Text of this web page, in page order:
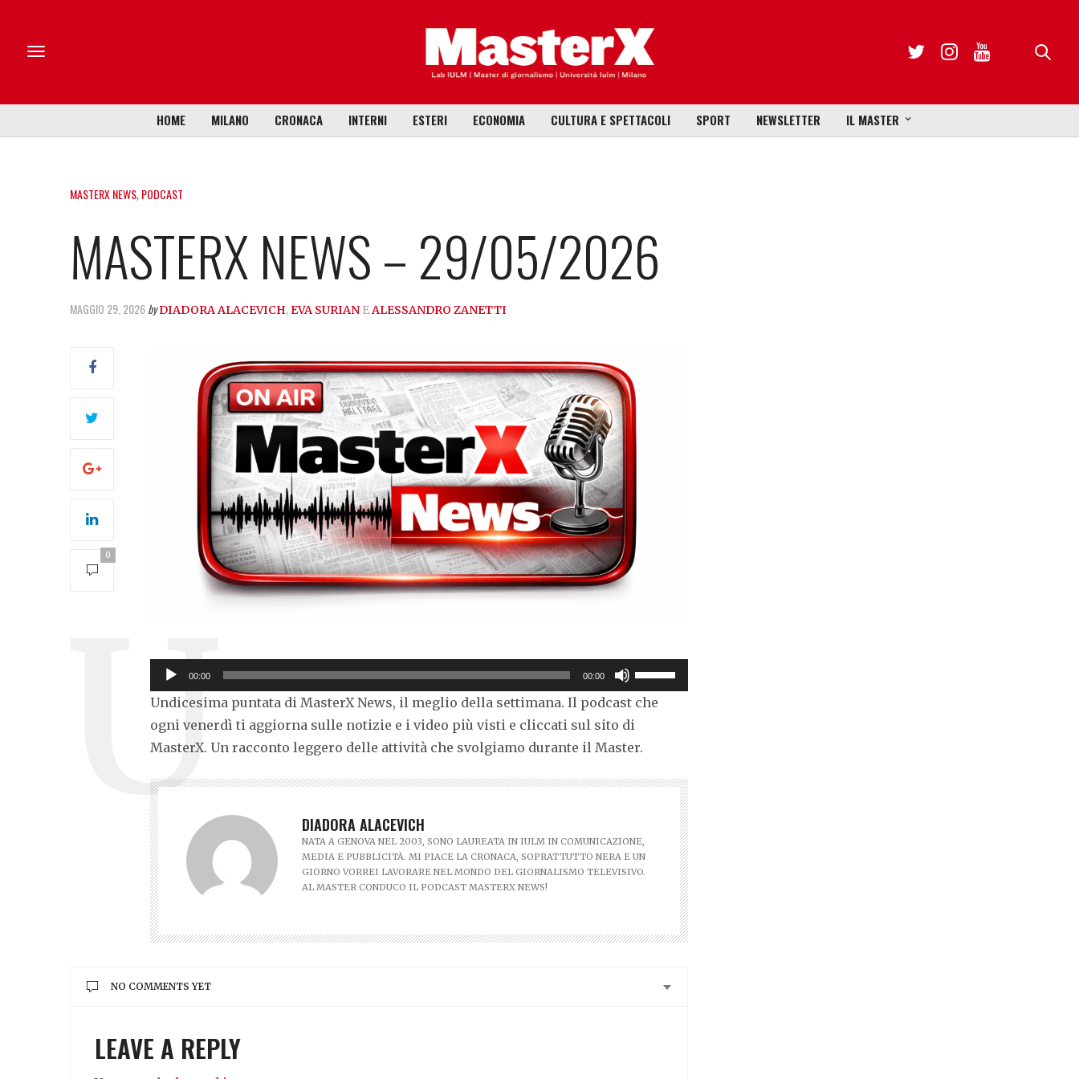
HOME MILANO CRONACA INTERNI ESTERI ECONOMIA CULTURA E SPETTACOLI SPORT NEWSLETTER IL MASTER
MASTERX NEWS,PODCAST
MASTERX NEWS – 29/05/2026
MAGGIO 29, 2026byDIADORA ALACEVICH,EVA SURIAN EALESSANDRO ZANETTI
0
Audio
00:00 00:00
tasti
su/giù
aumentare
diminuire
il
volume.
Undicesima puntata di MasterX News, il meglio della settimana. Il podcast che
ogni venerdì ti aggiorna sulle notizie e i video più visti e cliccati sul sito di
MasterX. Un racconto leggero delle attività che svolgiamo durante il Master.
DIADORA ALACEVICH
NATA A GENOVA NEL 2003, SONO LAUREATA IN IULM IN COMUNICAZIONE,
MEDIA E PUBBLICITÀ. MI PIACE LA CRONACA, SOPRATTUTTO NERA E UN
GIORNO VORREI LAVORARE NEL MONDO DEL GIORNALISMO TELEVISIVO.
AL MASTER CONDUCO IL PODCAST MASTERX NEWS!
NO COMMENTS YET
LEAVE A REPLY